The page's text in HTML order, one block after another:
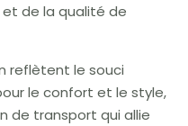
et de la qualité de
reflètent le souci
le confort et le style,
de transport qui allie